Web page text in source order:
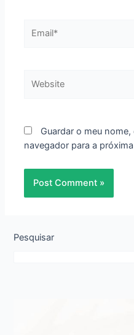
Guardar o meu
navegador para a
Pesquisar